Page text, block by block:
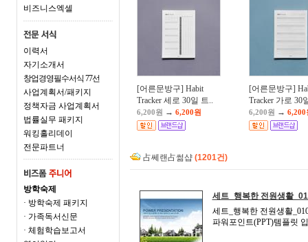
비즈니스엑셀
이력서
자기소개서
창업경영필수서식 77선
사업계획서/패키지
정책자금 사업계획서
법률실무 패키지
워킹홀리데이
전문파트너
방학숙제
· 방학숙제 패키지
· 가족독서신문
· 체험학습보고서
[어른문방구] Habit
Tracker 세로 30일 트..
6,200원 → 6,200원
[어른문방구]
Tracker 가로 30
6,200원 → 6,200
占쎄랜占썲샵 (1201건)
세트_행복한 전원생활
세트_행복한 전원생활
파워포인트(PPT)템플릿